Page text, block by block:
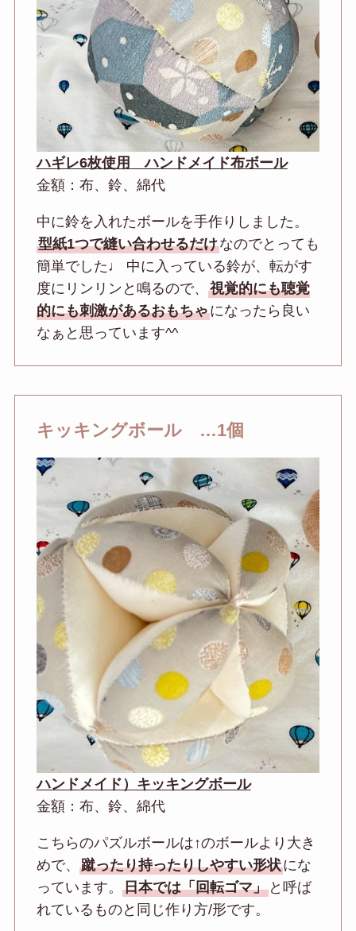
ハギレ6枚使用 ハンドメイド布ボール
金額：布、鈴、綿代
中に鈴を入れたボールを手作りしました。
型紙1つで縫い合わせるだけなのでとっても
簡単でした♩ 中に入っている鈴が、転がす
度にリンリンと鳴るので、 視覚的にも聴覚
的にも刺激があるおもちゃになったら良い
なぁと思っています^^
キッキングボール …1個
ハンドメイド）キッキングボール
金額：布、鈴、綿代
こちらのパズルボールは↑のボールより大き
めで、 蹴ったり持ったりしやすい形状にな
っています。 日本では「回転ゴマ」と呼ば
れているものと同じ作り方/形です。